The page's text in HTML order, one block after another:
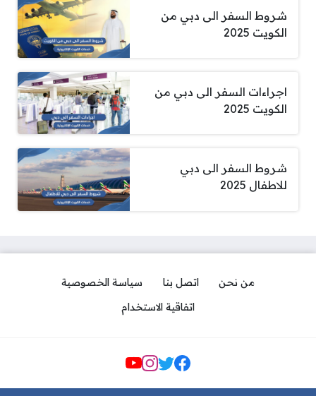
شروط السفر الى دبي من
الكويت 2025
اجراءات السفر الى دبي من
الكويت 2025
شروط السفر الى دبي
للاطفال 2025
من نحن اتصل بنا
سياسة الخصوصية
اتفاقية الاستخدام
مواقع التواصل